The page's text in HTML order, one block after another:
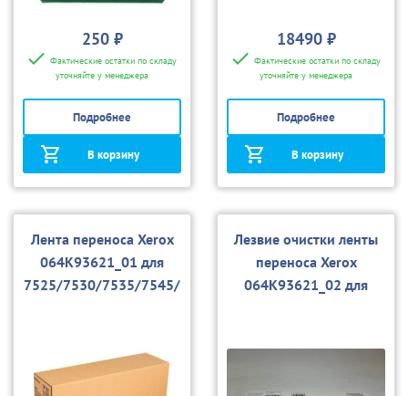
250 ₽
Фактические остатки по складу
уточняйте у менеджера
Подробнее
В корзину
18490 ₽
Фактические остатки по складу
уточняйте у менеджера
Подробнее
В корзину
Лента переноса Xerox
064K93621_01 для
7525/7530/7535/7545/
Лезвие очистки ленты
переноса Xerox
064K93621_02 для
7855